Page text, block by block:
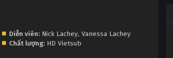
Diễn viên: Nick Lachey, Vanessa Lachey
Chất lượng: HD Vietsub